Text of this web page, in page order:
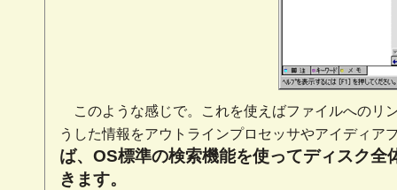
このような感じで。これを使えばファイルへのリ
うした情報をアウトラインプロセッサやアイディア
ば、OS標準の検索機能を使ってディスク
きます。